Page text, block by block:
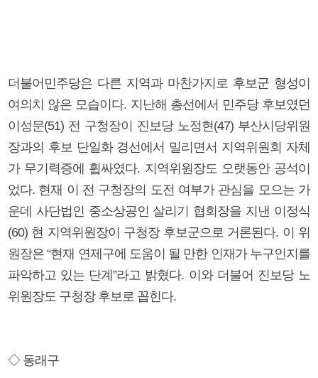
더불어민주당은 다른 지역과 마찬가지로 후보군 형성이
여의치 않은 모습이다. 지난해 총선에서 민주당 후보였던
이성문(51) 전 구청장이 진보당 노정현(47) 부산시당위원
장과의 후보 단일화 경선에서 밀리면서 지역위원회 자체
가 무기력증에 휩싸였다. 지역위원장도 오랫동안 공석이
었다. 현재 이 전 구청장의 도전 여부가 관심을 모으는 가
운데 사단법인 중소상공인 살리기 협회장을 지낸 이정식
(60) 현 지역위원장이 구청장 후보군으로 거론된다. 이 위
원장은 “현재 연제구에 도움이 될 만한 인재가 누구인지를
파악하고 있는 단계”라고 밝혔다. 이와 더불어 진보당 노
위원장도 구청장 후보로 꼽힌다.
◇ 동래구